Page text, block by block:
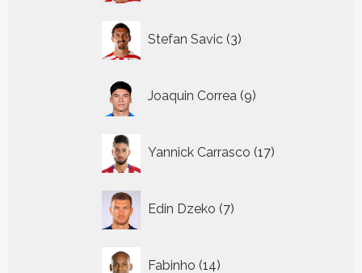
Stefan Savic 3
producten
Joaquin Correa 9
producten
Yannick Carrasco 17
producten
Edin Dzeko 7
producten
Fabinho 14